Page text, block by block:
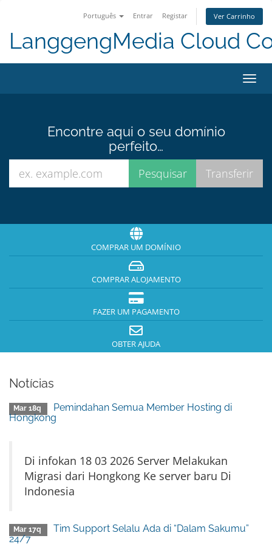
Português Entrar Registar Ver Carrinho
LanggengMedia Cloud
Encontre aqui o seu domínio
perfeito…
COMPRAR UM DOMÍNIO
COMPRAR ALOJAMENTO
FAZER UM PAGAMENTO
OBTER AJUDA
Notícias
Mar 18q
Pemindahan Semua Member Hosting di
Hongkong
Di infokan 18 03 2026 Server Melakukan
Migrasi dari Hongkong Ke server baru Di
Indonesia
Mar 17q
Tim Support Selalu Ada di “Dalam Sakumu”
24/7